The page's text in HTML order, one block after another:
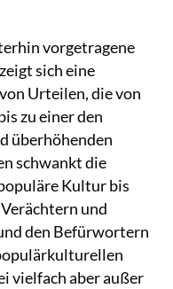
vorgetragene
sich eine
Urteilen, die von
zu einer den
überhöhenden
schwankt die
Kultur bis
und
den Befürwortern
vielfach aber außer